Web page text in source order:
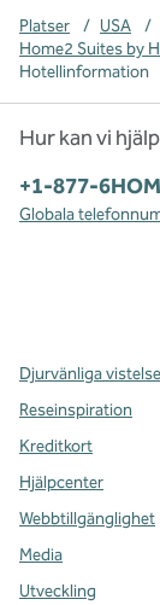
Platser / USA /
Home2 Suites by
Hotellinformation
Hur kan vi
Telefon:
+1-877-
Globala
Djurvänliga
Reseinspiration
Kreditkort
Hjälpcenter
Webbtillgänglighet
Media
Utveckling